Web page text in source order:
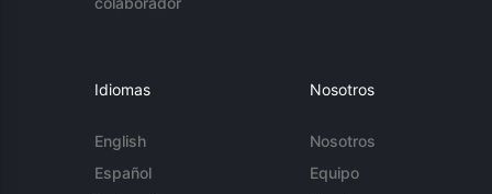
Idiomas
English
Español
Nosotros
Nosotros
Equipo